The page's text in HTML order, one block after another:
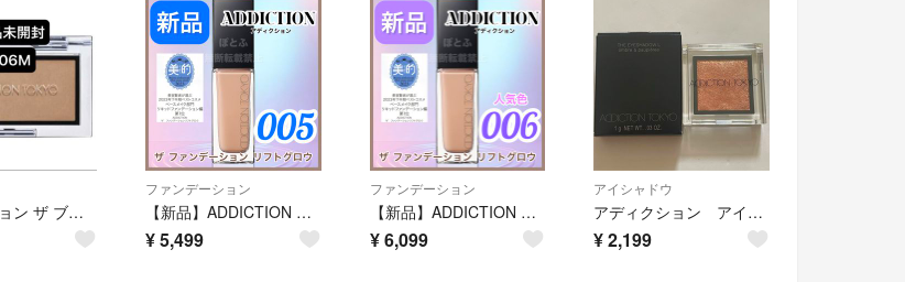
アディクション ザ ブラッシュ マット 006M Naked Veil
ファンデーション
【新品】ADDICTION ザ ファンデーション リフトグロウ 005
¥5,499
ファンデーション
【新品】ADDICTION ザ ファンデーション リフトグロウ 006
¥6,099
アイシャドウ
アディクション アイシャドウ 161 Gleamy Pond
¥2,199